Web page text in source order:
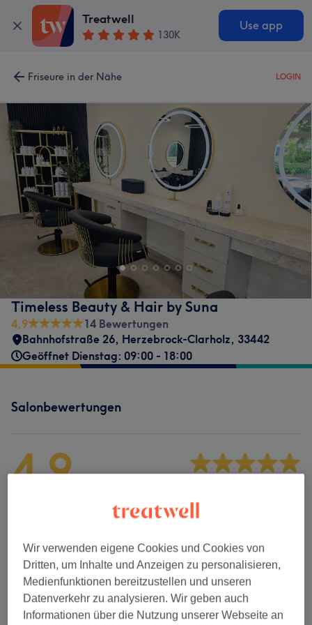
Treatwell
130K
Use app
Friseure in der Nähe LOGIN
Timeless Beauty & Hair by Suna
4,9
14 Bewertungen
Bahnhofstraße 26, Herzebrock-Clarholz, 33442
Geöffnet Dienstag: 09:00 - 18:00
Salonbewertungen
4,9
Sauberkeit
Service
Wir verwenden eigene Cookies und Cookies von
Dritten, um Inhalte und Anzeigen zu personalisieren,
Medienfunktionen bereitzustellen und unseren
Datenverkehr zu analysieren. Wir geben auch
Informationen über die Nutzung unserer Webseite an